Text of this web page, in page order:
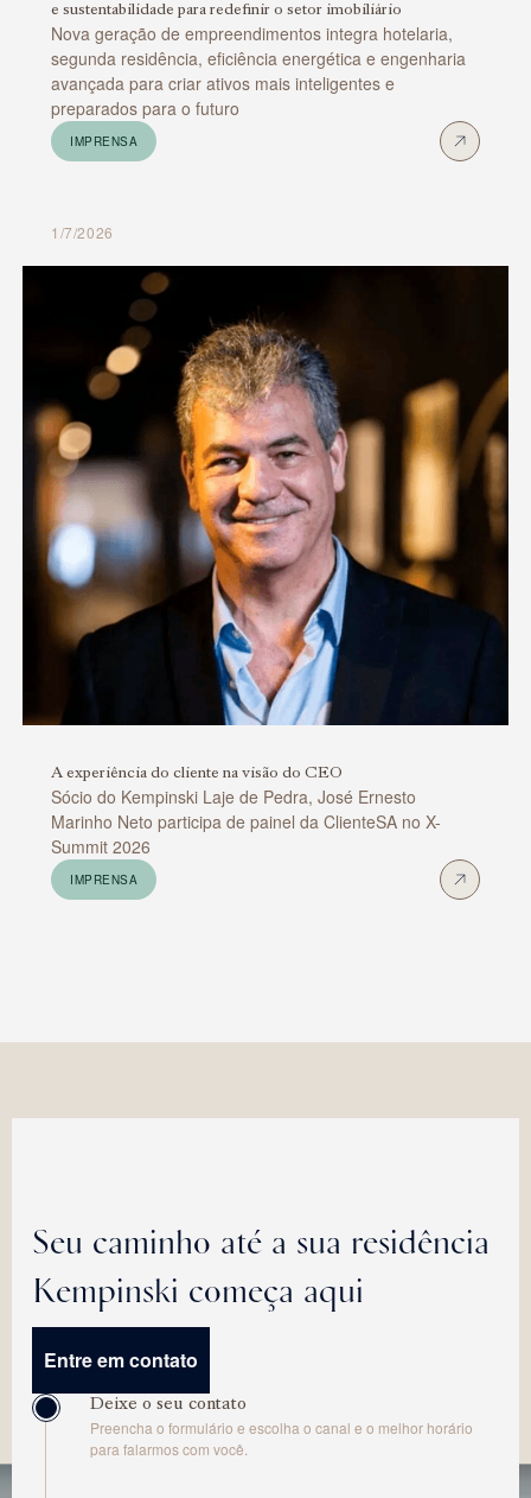
e sustentabilidade para redefinir o setor imobiliário
Nova geração de empreendimentos integra hotelaria,
segunda residência, eficiência energética e engenharia
avançada para criar ativos mais inteligentes e
preparados para o futuro
IMPRENSA
1/7/2026
A experiência do cliente na visão do CEO
Sócio do Kempinski Laje de Pedra, José Ernesto
Marinho Neto participa de painel da ClienteSA no X-
Summit 2026
IMPRENSA
Seu caminho até a sua residência
Kempinski começa aqui
Entre em contato
Deixe o seu contato
Preencha o formulário e escolha o canal e o melhor horário
para falarmos com você.